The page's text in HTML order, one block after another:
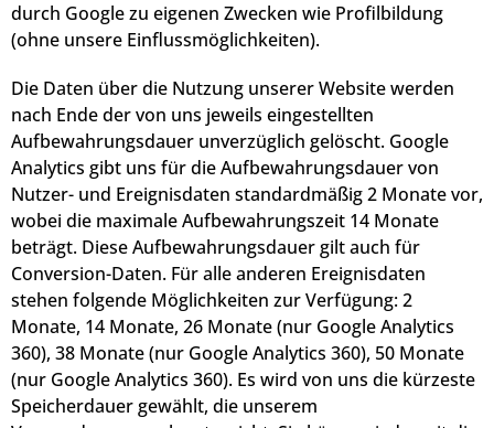
durch Google zu eigenen Zwecken wie Profilbildung
(ohne unsere Einflussmöglichkeiten).
Die Daten über die Nutzung unserer Website werden
nach Ende der von uns jeweils eingestellten
Aufbewahrungsdauer unverzüglich gelöscht. Google
Analytics gibt uns für die Aufbewahrungsdauer von
Nutzer- und Ereignisdaten standardmäßig 2 Monate vor,
wobei die maximale Aufbewahrungszeit 14 Monate
beträgt. Diese Aufbewahrungsdauer gilt auch für
Conversion-Daten. Für alle anderen Ereignisdaten
stehen folgende Möglichkeiten zur Verfügung: 2
Monate, 14 Monate, 26 Monate (nur Google Analytics
360), 38 Monate (nur Google Analytics 360), 50 Monate
(nur Google Analytics 360). Es wird von uns die kürzeste
Speicherdauer gewählt, die unserem